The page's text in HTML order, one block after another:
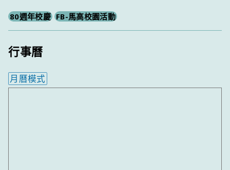
80週年校慶 FB-馬高校園活動
行事曆
月曆模式